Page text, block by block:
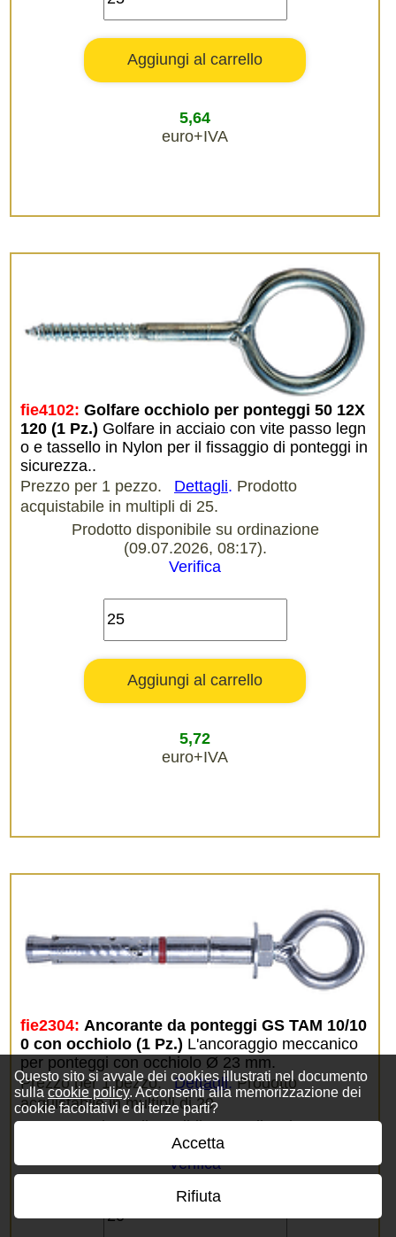
Questo sito si avvale dei cookies illustrati nel documento
sullacookie policy. Acconsenti alla memorizzazione dei
cookie facoltativi e di terze parti?
Accetta
Rifiuta
5,64
euro+IVA
fie4102: Golfare occhiolo per ponteggi 50 12X
120 (1 Pz.) Golfare in acciaio con vite passo legn
o e tassello in Nylon per il fissaggio di ponteggi in
sicurezza..
Prezzo per 1 pezzo.
Dettagli. Prodotto
acquistabile in multipli di 25.
Prodotto disponibile su ordinazione
(09.07.2026, 08:17).
Verifica
5,72
euro+IVA
fie2304: Ancorante da ponteggi GS TAM 10/10
0 con occhiolo (1 Pz.) L'ancoraggio meccanico
per ponteggi con occhiolo Ø 23 mm.
Prezzo per 1 pezzo. Dettagli.Prodotto
acquistabile in multipli di 20.
Prodotto disponibile su ordinazione
(09.08.2026, 18:13).
Verifica